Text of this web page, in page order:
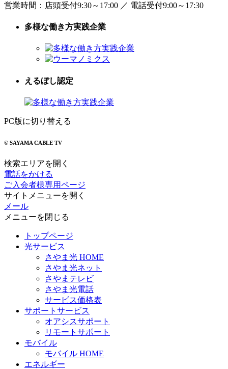
営業時間： 店頭受付9:30～17:00 ／ 電話受付9:00～17:30
多様な働き方実践企業
えるぼし認定
PC版に切り替える
© SAYAMA CABLE TV
検索エリアを開く
電話をかける
ご入会者様専用ページ
サイトメニューを開く
メール
メニューを閉じる
トップページ
光サービス
さやま光 HOME
さやま光ネット
さやまテレビ
さやま光電話
サービス価格表
サポートサービス
オアシスサポート
リモートサポート
モバイル
モバイル HOME
エネルギー